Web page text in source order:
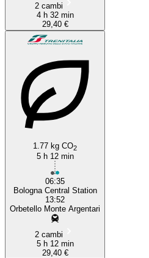
2 cambi
4 h 32 min
29,40 €
1.77 kg CO2
5 h 12 min
06:35
Bologna Central Station
13:52
Orbetello Monte Argentari
2 cambi
5 h 12 min
29,40 €